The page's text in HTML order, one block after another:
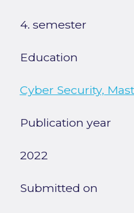
4. semester
Education
Cyber Security,
Publication year
2022
Submitted on